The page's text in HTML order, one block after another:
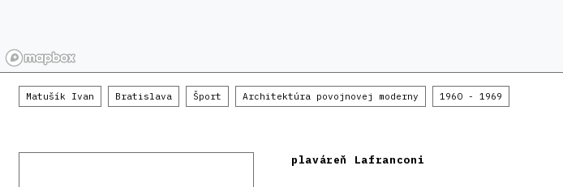
Matušík Ivan Bratislava Šport Architektúra povojnovej moderny 1960 - 1969
plaváreň Lafranconi